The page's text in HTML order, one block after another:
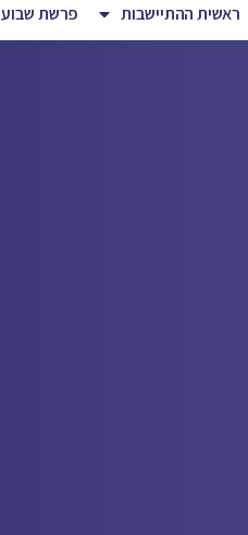
ראשית ההתיישבות
פרשת שבוע